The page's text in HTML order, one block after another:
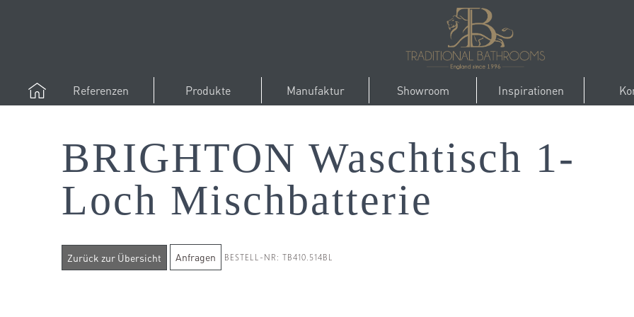
Referenzen Produkte Manufaktur Showroom Inspirationen
BRIGHTON Waschtisch 1-
Loch Mischbatterie
Anfragen BESTELL-NR: TB410.514BL